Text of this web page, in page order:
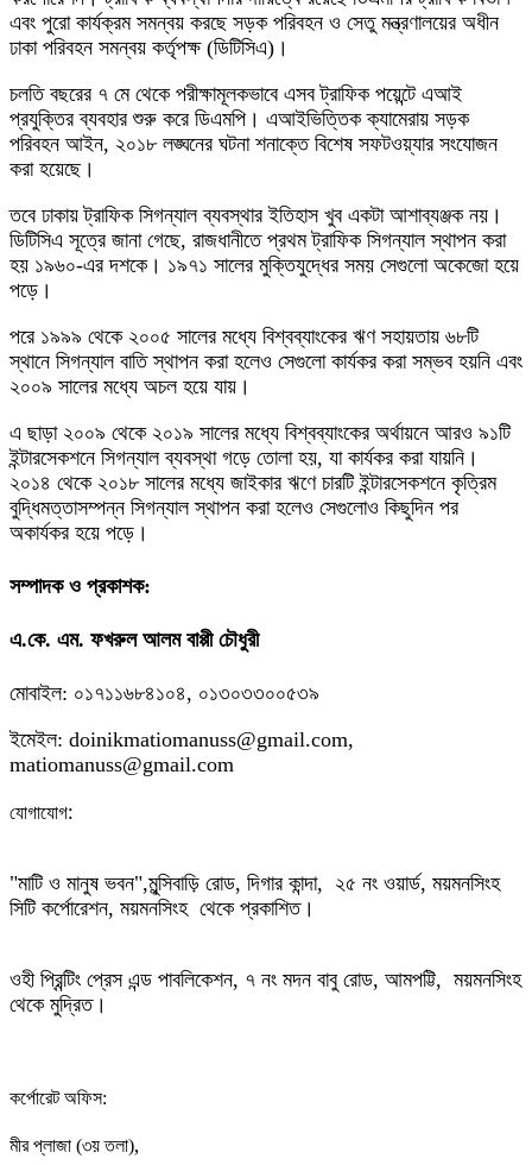
এবং পুরো কার্যক্রম সমন্বয় করছে সড়ক পরিবহন ও সেতু মন্ত্রণালয়ের অধীন
ঢাকা পরিবহন সমন্বয় কর্তৃপক্ষ (ডিটিসিএ)।
চলতি বছরের ৭ মে থেকে পরীক্ষামূলকভাবে এসব ট্রাফিক পয়েন্টে এআই
প্রযুক্তির ব্যবহার শুরু করে ডিএমপি। এআইভিত্তিক ক্যামেরায় সড়ক
পরিবহন আইন, ২০১৮ লঙ্ঘনের ঘটনা শনাক্তে বিশেষ সফটওয়্যার সংযোজন
করা হয়েছে।
তবে ঢাকায় ট্রাফিক সিগন্যাল ব্যবস্থার ইতিহাস খুব একটা আশাব্যঞ্জক নয়।
ডিটিসিএ সূত্রে জানা গেছে, রাজধানীতে প্রথম ট্রাফিক সিগন্যাল স্থাপন করা
হয় ১৯৬০-এর দশকে। ১৯৭১ সালের মুক্তিযুদ্ধের সময় সেগুলো অকেজো হয়ে
পড়ে।
পরে ১৯৯৯ থেকে ২০০৫ সালের মধ্যে বিশ্বব্যাংকের ঋণ সহায়তায় ৬৮টি
স্থানে সিগন্যাল বাতি স্থাপন করা হলেও সেগুলো কার্যকর করা সম্ভব হয়নি এবং
২০০৯ সালের মধ্যে অচল হয়ে যায়।
এ ছাড়া ২০০৯ থেকে ২০১৯ সালের মধ্যে বিশ্বব্যাংকের অর্থায়নে আরও ৯১টি
ইন্টারসেকশনে সিগন্যাল ব্যবস্থা গড়ে তোলা হয়, যা কার্যকর করা যায়নি।
২০১৪ থেকে ২০১৮ সালের মধ্যে জাইকার ঋণে চারটি ইন্টারসেকশনে কৃত্রিম
বুদ্ধিমত্তাসম্পন্ন সিগন্যাল স্থাপন করা হলেও সেগুলোও কিছুদিন পর
অকার্যকর হয়ে পড়ে।
সম্পাদক ও প্রকাশক:
এ.কে. এম. ফখরুল আলম বাপ্পী চৌধুরী
মোবাইল: ০১৭১১৬৮৪১০৪, ০১৩০৩৩০০৫৩৯
ইমেইল: doinikmatiomanuss@gmail.com,
matiomanuss@gmail.com
যোগাযোগ:
"মাটি ও মানুষ ভবন",মুন্সিবাড়ি রোড, দিগার কান্দা, ২৫ নং ওয়ার্ড, ময়মনসিংহ
সিটি কর্পোরেশন, ময়মনসিংহ থেকে প্রকাশিত।
ওহী প্রিন্টিং প্রেস এন্ড পাবলিকেশন, ৭ নং মদন বাবু রোড, আমপট্টি, ময়মনসিংহ
থেকে মুদ্রিত।
কর্পোরেট অফিস:
মীর প্লাজা (৩য় তলা),